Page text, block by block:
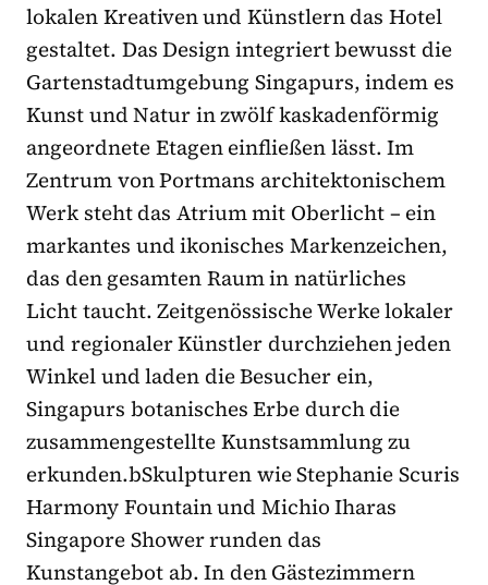
lokalen Kreativen und Künstlern das Hotel
gestaltet. Das Design integriert bewusst die
Gartenstadtumgebung Singapurs, indem es
Kunst und Natur in zwölf kaskadenförmig
angeordnete Etagen einfließen lässt. Im
Zentrum von Portmans architektonischem
Werk steht das Atrium mit Oberlicht– ein
markantes und ikonisches Markenzeichen,
das den gesamten Raum in natürliches
Licht taucht. Zeitgenössische Werke lokaler
und regionaler Künstler durchziehen jeden
Winkel und laden die Besucher ein,
Singapurs botanisches Erbe durch die
zusammengestellte Kunstsammlung zu
erkunden.bSkulpturen wie Stephanie Scuris
Harmony Fountain und Michio Iharas
Singapore Shower runden das
Kunstangebot ab. In den Gästezimmern